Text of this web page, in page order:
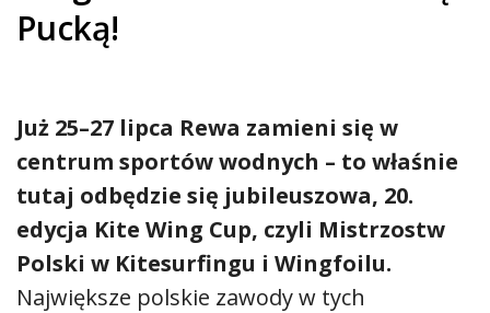
Pucką!
Już 25–27 lipca Rewa zamieni się w
centrum sportów wodnych – to właśnie
tutaj odbędzie się jubileuszowa, 20.
edycja Kite Wing Cup, czyli Mistrzostw
Polski w Kitesurfingu i Wingfoilu.
Największe polskie zawody w tych